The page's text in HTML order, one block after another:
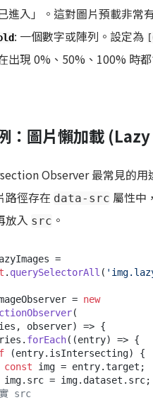
進入」。這對圖片預載非常
: 一個數字或陣列。設定為
出現 0%、50%、100% 時
：圖片懶加載
Observer 最常見的用
路徑存在 data-src 屬性中
放入 src 。
. querySelectorAll (
= new
(
observer) => {
forEach( (entry) => {
(entry. isIntersecting) {
const img = entry.target ;
        img.
src = img. dataset . src;
實 src